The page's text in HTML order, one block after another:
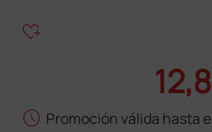
heart_plus
schedule Promoción válida hasta